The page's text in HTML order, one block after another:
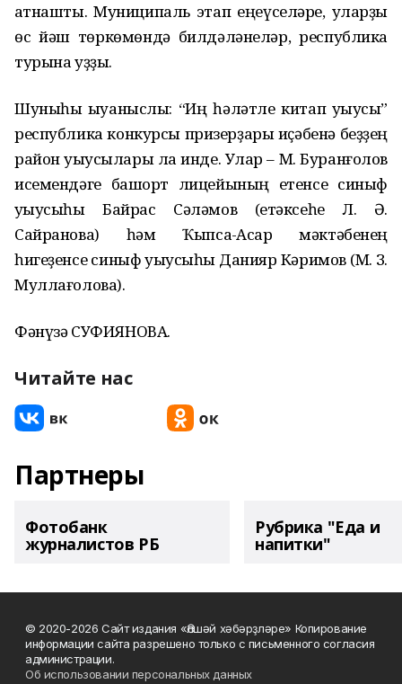
ҡатнашты. Муниципаль этап еңеүселәре, уларҙы
өс йәш төркөмөндә билдәләнеләр, республика
турына уҙҙы.
Шуныһы ҡыуаныслы: “Иң һәләтле китап уҡыусы”
республика конкурсы призерҙары иҫәбенә беҙҙең
район уҡыусылары ла инде. Улар – М. Буранғолов
исемендәге башҡорт лицейының етенсе синыф
уҡыусыһы Байрас Сәләмов (етәксеһе Л. Ә.
Сайранова) һәм Ҡыпсаҡ-Асҡар мәктәбенең
һигеҙенсе синыф уҡыусыһы Данияр Кәримов (М. З.
Муллағолова).
Фәнүзә СУФИЯНОВА.
Читайте нас
Партнеры
Фотобанк
журналистов РБ
Рубрика "Еда и
напитки"
© 2020-2026 Сайт издания «Әлшәй хәбәрҙләре» Копирование
информации сайта разрешено только с письменного согласия
администрации.
Об использовании персональных данных